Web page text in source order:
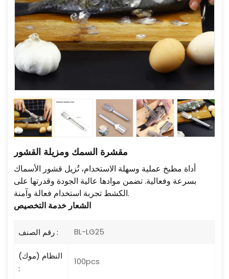
مقشرة السمك ومزيلة القشور
أداة مطبخ عملية وسهلة الاستخدام، تُزيل قشور الأسماك
بسرعة وفعالية. تضمن موادها عالية الجودة وقدرتها على
الكشط تجربة استخدام فعالة وآمنة.
الشعار خدمة التخصيص
رقم الصنف : BL-LG25
النظام (موك)
:
100pcs